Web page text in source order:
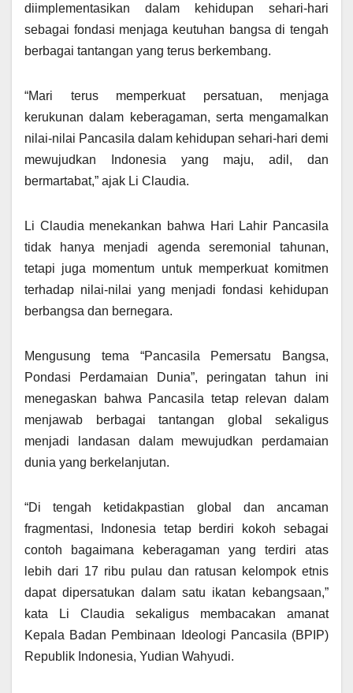
diimplementasikan dalam kehidupan sehari-hari
sebagai fondasi menjaga keutuhan bangsa di tengah
berbagai tantangan yang terus berkembang.
“Mari terus memperkuat persatuan, menjaga
kerukunan dalam keberagaman, serta mengamalkan
nilai-nilai Pancasila dalam kehidupan sehari-hari demi
mewujudkan Indonesia yang maju, adil, dan
bermartabat,” ajak Li Claudia.
Li Claudia menekankan bahwa Hari Lahir Pancasila
tidak hanya menjadi agenda seremonial tahunan,
tetapi juga momentum untuk memperkuat komitmen
terhadap nilai-nilai yang menjadi fondasi kehidupan
berbangsa dan bernegara.
Mengusung tema “Pancasila Pemersatu Bangsa,
Pondasi Perdamaian Dunia”, peringatan tahun ini
menegaskan bahwa Pancasila tetap relevan dalam
menjawab berbagai tantangan global sekaligus
menjadi landasan dalam mewujudkan perdamaian
dunia yang berkelanjutan.
“Di tengah ketidakpastian global dan ancaman
fragmentasi, Indonesia tetap berdiri kokoh sebagai
contoh bagaimana keberagaman yang terdiri atas
lebih dari 17 ribu pulau dan ratusan kelompok etnis
dapat dipersatukan dalam satu ikatan kebangsaan,”
kata Li Claudia sekaligus membacakan amanat
Kepala Badan Pembinaan Ideologi Pancasila (BPIP)
Republik Indonesia, Yudian Wahyudi.